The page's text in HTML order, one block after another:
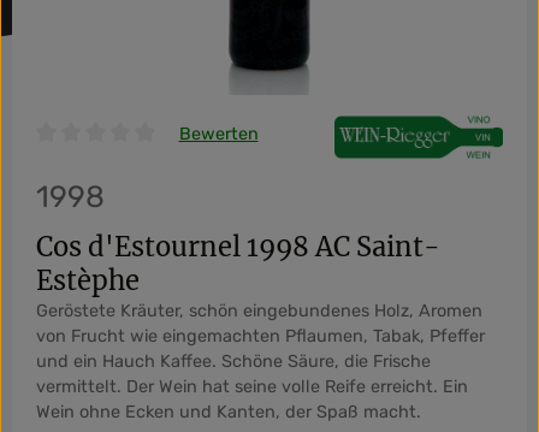
Durchschnittliche Bewertung von 0 von 5 Sternen
Bewerten
1998
Cos d'Estournel 1998 AC Saint-
Estèphe
Geröstete Kräuter, schön eingebundenes Holz, Aromen
von Frucht wie eingemachten Pflaumen, Tabak, Pfeffer
und ein Hauch Kaffee. Schöne Säure, die Frische
vermittelt. Der Wein hat seine volle Reife erreicht. Ein
Wein ohne Ecken und Kanten, der Spaß macht.